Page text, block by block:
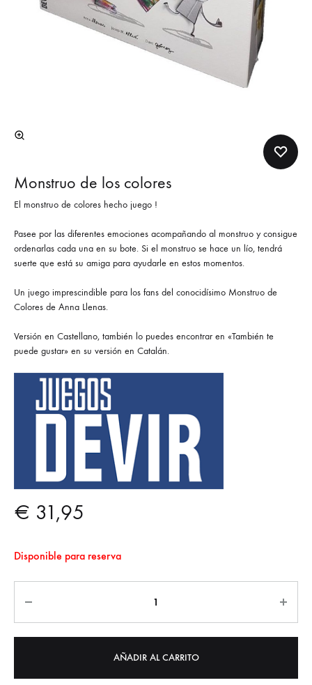
Monstruo de los colores
El monstruo de colores hecho juego !
Pasee por las diferentes emociones acompañando al monstruo y consigue
ordenarlas cada una en su bote. Si el monstruo se hace un lío, tendrá
suerte que está su amiga para ayudarle en estos momentos.
Un juego imprescindible para los fans del conocidísimo Monstruo de
Colores de Anna Llenas.
Versión en Castellano, también lo puedes encontrar en «También te
puede gustar» en su versión en Catalán.
€ 31,95
Disponible para reserva
AÑADIR AL CARRITO